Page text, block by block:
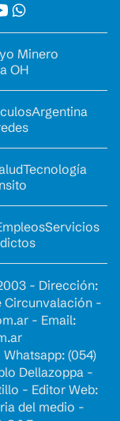
Minero
OH
Argentina
Tecnología
Servicios
- Dirección:
Circunvalación -
- Email:
Whatsapp: (054)
Dellazoppa -
- Editor Web:
del medio -